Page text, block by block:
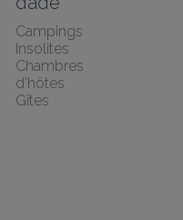
Campings
Insolites
Chambres
d'hôtes
Gîtes